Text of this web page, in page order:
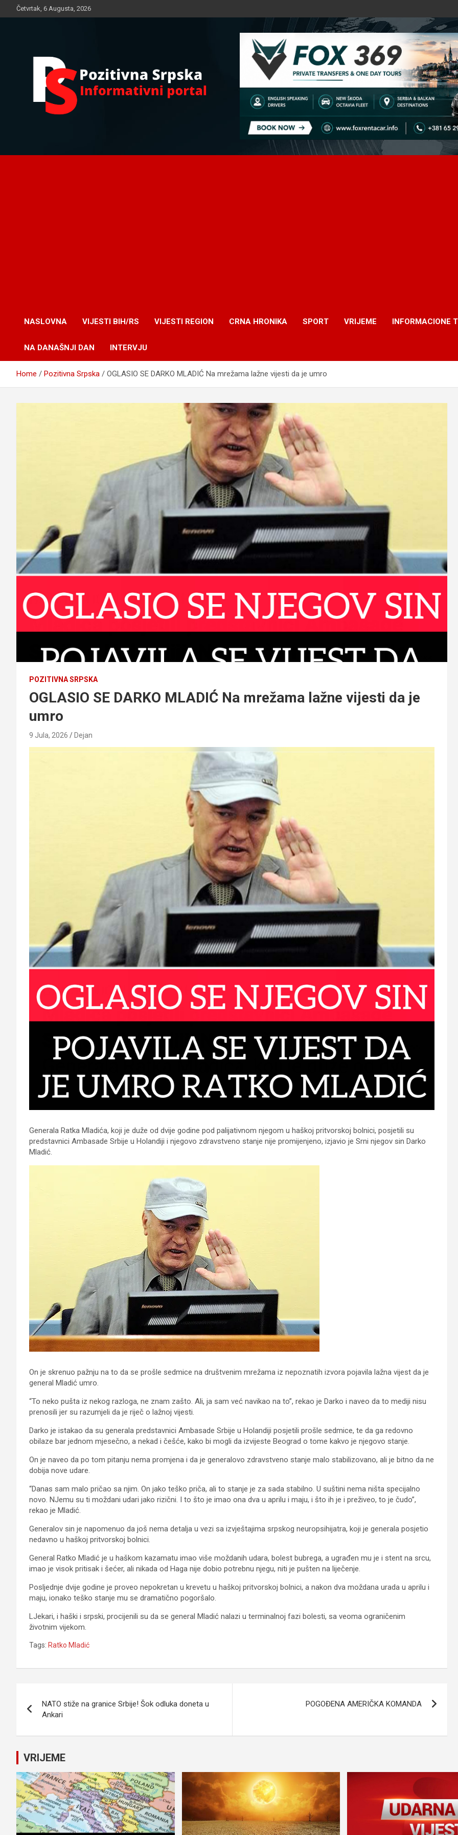
to
Četvrtak, 6 Augusta, 2026
NASLOVNA VIJESTI BIH/RS VIJESTI REGION CRNA HRONIKA SPORT VRIJEME INFORMACIONE
NA DANAŠNJI DAN INTERVJU
Home Pozitivna Srpska OGLASIO SE DARKO MLADIĆ Na mrežama lažne vijesti da je umro
POZITIVNA SRPSKA
OGLASIO SE DARKO MLADIĆ Na mrežama lažne vijesti da je
umro
9 Jula, 2026 Dejan
Generala Ratka Mladića, koji je duže od dvije godine pod palijativnom njegom u haškoj pritvorskoj bolnici, posjetili su
predstavnici Ambasade Srbije u Holandiji i njegovo zdravstveno stanje nije promijenjeno, izjavio je Srni njegov sin Darko
Mladić.
On je skrenuo pažnju na to da se prošle sedmice na društvenim mrežama iz nepoznatih izvora pojavila lažna vijest da je
general Mladić umro.
“To neko pušta iz nekog razloga, ne znam zašto. Ali, ja sam već navikao na to”, rekao je Darko i naveo da to mediji nisu
prenosili jer su razumjeli da je riječ o lažnoj vijesti.
Darko je istakao da su generala predstavnici Ambasade Srbije u Holandiji posjetili prošle sedmice, te da ga redovno
obilaze bar jednom mjesečno, a nekad i češće, kako bi mogli da izvijeste Beograd o tome kakvo je njegovo stanje.
On je naveo da po tom pitanju nema promjena i da je generalovo zdravstveno stanje malo stabilizovano, ali je bitno da ne
dobija nove udare.
“Danas sam malo pričao sa njim. On jako teško priča, ali to stanje je za sada stabilno. U suštini nema ništa specijalno
novo. NJemu su ti moždani udari jako rizični. I to što je imao ona dva u aprilu i maju, i što ih je i preživeo, to je čudo”,
rekao je Mladić.
Generalov sin je napomenuo da još nema detalja u vezi sa izvještajima srpskog neuropsihijatra, koji je generala posjetio
nedavno u haškoj pritvorskoj bolnici.
General Ratko Mladić je u haškom kazamatu imao više moždanih udara, bolest bubrega, a ugrađen mu je i stent na srcu,
imao je visok pritisak i šećer, ali nikada od Haga nije dobio potrebnu njegu, niti je pušten na liječenje.
Posljednje dvije godine je proveo nepokretan u krevetu u haškoj pritvorskoj bolnici, a nakon dva moždana urada u aprilu i
maju, ionako teško stanje mu se dramatično pogoršalo.
LJekari, i haški i srpski, procijenili su da se general Mladić nalazi u terminalnoj fazi bolesti, sa veoma ograničenim
životnim vijekom.
Tags: Ratko Mladić
članaka
NATO stiže na granice Srbije! Šok odluka doneta u
Ankari
POGOĐENA AMERIČKA KOMANDA
VRIJEME